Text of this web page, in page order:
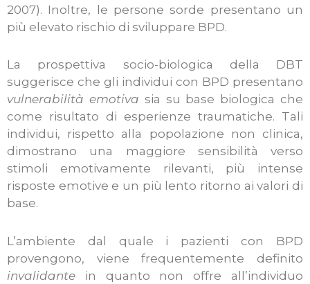
2007). Inoltre, le persone sorde presentano un
più elevato rischio di sviluppare BPD.
La prospettiva socio-biologica della DBT
suggerisce che gli individui con BPD presentano
vulnerabilità emotiva sia su base biologica che
come risultato di esperienze traumatiche. Tali
individui, rispetto alla popolazione non clinica,
dimostrano una maggiore sensibilità verso
stimoli emotivamente rilevanti, più intense
risposte emotive e un più lento ritorno ai valori di
base.
L’ambiente dal quale i pazienti con BPD
provengono, viene frequentemente definito
invalidante in quanto non offre all’individuo